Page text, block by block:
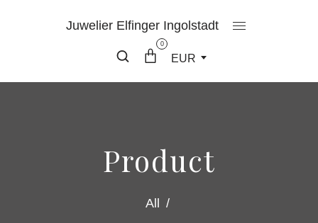
Juwelier Elfinger Ingolstadt
0
EUR
Product
All /